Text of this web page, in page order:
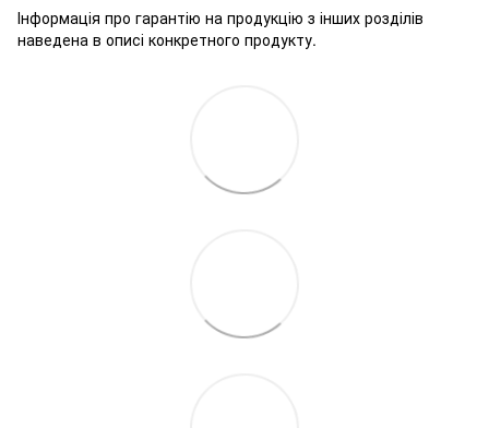
Інформація про гарантію на продукцію з інших розділів
наведена в описі конкретного продукту.